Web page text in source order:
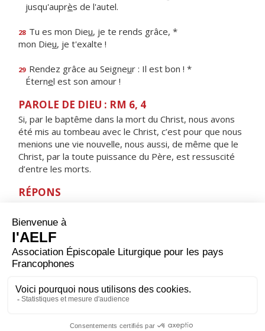
jusqu'auprès de l'autel.
28 Tu es mon Dieu, je te rends grâce, *
mon Dieu, je t'exalte !
29 Rendez grâce au Seigneur : Il est bon ! *
Éternel est son amour !
PAROLE DE DIEU : RM 6, 4
Si, par le baptême dans la mort du Christ, nous avons
été mis au tombeau avec le Christ, c’est pour que nous
menions une vie nouvelle, nous aussi, de même que le
Christ, par la toute puissance du Père, est ressuscité
d’entre les morts.
RÉPONS
jour de fête et de joie, alléluia !
ORAISON
Dieu de miséricorde infinie, tu ranimes la foi de ton
peuple par les célébrations pascales ; augmente en
mieux quel baptême nous a purifiés, quel Esprit nous a